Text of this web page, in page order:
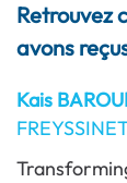
Retrouvez
avons
Kais